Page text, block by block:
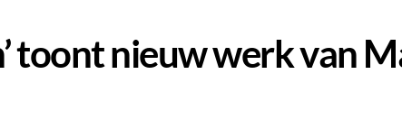
toont nieuw werk van